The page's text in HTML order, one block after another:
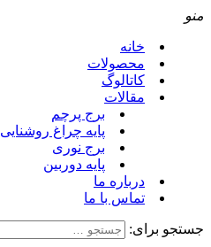
منو
خانه
محصولات
کاتالوگ
مقالات
برج پرچم
پایه چراغ روشنایی
برج نوری
پایه دوربین
درباره ما
تماس با ما
جستجو برای: